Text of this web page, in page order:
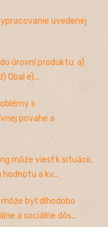
uvedenej
úrovní produktu: a)
Obal e)...
s
povahe a
môže viesť k situácii,
a kv...
byť dlhodobo
a sociálne dôs...